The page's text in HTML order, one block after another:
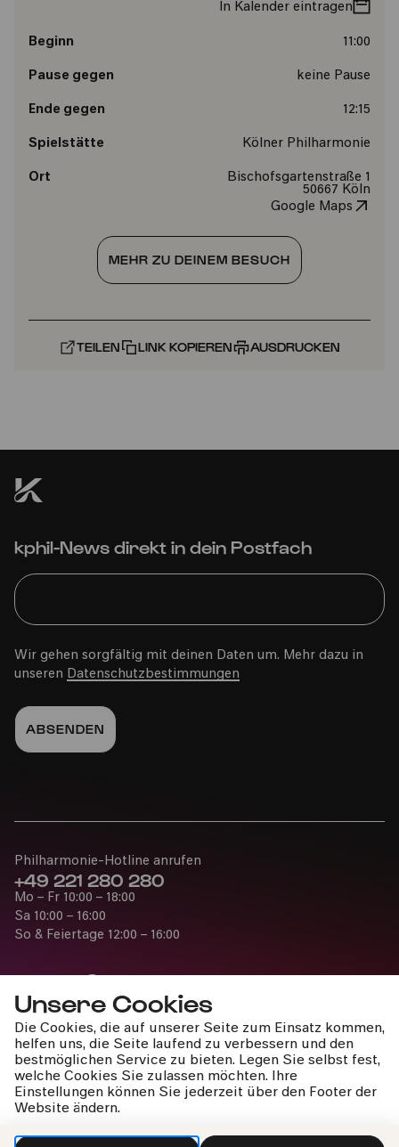
Unsere Cookies
Die Cookies, die auf unserer Seite zum Einsatz kommen,
helfen uns, die Seite laufend zu verbessern und den
bestmöglichen Service zu bieten. Legen Sie selbst fest,
welche Cookies Sie zulassen möchten. Ihre
Einstellungen können Sie jederzeit über den Footer der
Website ändern.
In Kalender eintragen
Beginn 11:00
Pause gegen keine Pause
Ende gegen 12:15
Spielstätte Kölner Philharmonie
Ort
Bischofsgartenstraße 1
50667 Köln
Google Maps
MEHR ZU DEINEM BESUCH
TEILEN LINK KOPIEREN AUSDRUCKEN
kphil-News direkt in dein Postfach
Wir gehen sorgfältig mit deinen Daten um. Mehr dazu in
unseren Datenschutzbestimmungen
Presse
Jobs
News
Kontakt
Widerruf einreichen
Philharmonie-Hotline anrufen
+49 221 280 280
Mo – Fr 10:00 – 18:00
Sa 10:00 – 16:00
So & Feiertage 12:00 – 16:00